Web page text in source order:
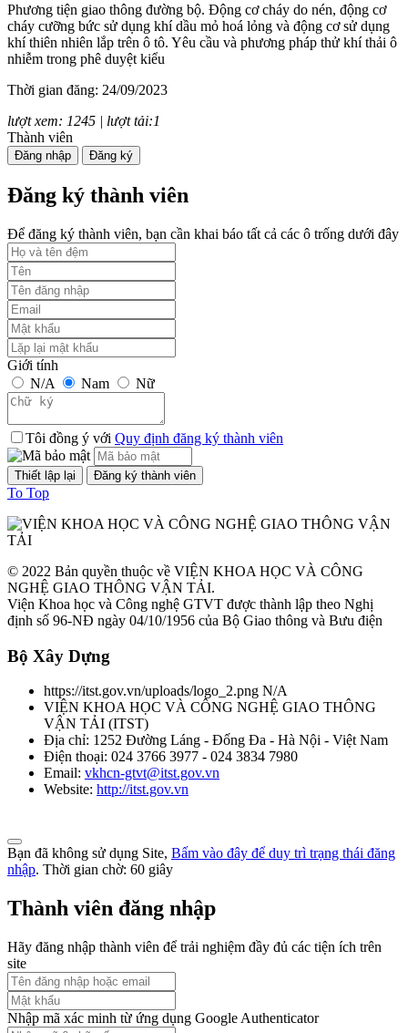
Phương tiện giao thông đường bộ. Động cơ cháy do nén, động cơ
cháy cưỡng bức sử dụng khí dầu mỏ hoá lỏng và động cơ sử dụng
khí thiên nhiên lắp trên ô tô. Yêu cầu và phương pháp thử khí thải ô
nhiễm trong phê duyệt kiểu
Thời gian đăng: 24/09/2023
lượt xem: 1245 | lượt tải:1
TCVN 7880:2008
Phương tiện giao thông đường bộ. Tiếng ồn phát ra từ ô tô. Yêu cầu
và phương pháp thử trong phê duyệt kiểu
Thời gian đăng: 24/09/2023
lượt xem: 1246 | lượt tải:1
TCVN 6723:2000
Phương tiện giao thông đường bộ. Ô tô khách cỡ nhỏ. Yêu cầu về
cấu tạo trong công nhận kiểu.
Thời gian đăng: 07/08/2026
TCVN 6724:20001
Phương tiện giao thông đường bộ. Ô tô khách cỡ lớn. Yêu cầu về
cấu tạo chung trong công nhận kiểu
Thời gian đăng: 07/08/2026
lượt xem: 1143 | lượt tải:0
TCVN 6565:2006
động cơ cháy do nén. Yêu cầu và phương pháp thử trong phê duyệt
kiểu
Thời gian đăng: 07/08/2026
lượt xem: 1043 | lượt tải:0
TCVN 5418-91
Thời gian đăng: 07/08/2026
lượt xem: 1059 | lượt tải:0
TCVN 6566:1999
Phương tiện giao thông đường bộ. ô tô lắp động cơ cháy do nén.
Phương pháp đo khí thải gây ô nhiễm trong thử công nhận kiểu
Thời gian đăng: 07/08/2026
Thành viên
Đăng nhập Đăng ký
Đăng ký thành viên
Để đăng ký thành viên, bạn cần khai báo tất cả các ô trống dưới đây
Giới tính
N/A
Nam Nữ
Tôi đồng ý với Quy định đăng ký thành viên
To Top
© 2022 Bản quyền thuộc về VIỆN KHOA HỌC VÀ CÔNG
NGHỆ GIAO THÔNG VẬN TẢI.
Viện Khoa học và Công nghệ GTVT được thành lập theo Nghị
định số 96-NĐ ngày 04/10/1956 của Bộ Giao thông và Bưu điện
Bộ Xây Dựng
https://itst.gov.vn/uploads/logo_2.png N/A
VIỆN KHOA HỌC VÀ CÔNG NGHỆ GIAO THÔNG
VẬN TẢI (ITST)
Địa chỉ: 1252 Đường Láng - Đống Đa - Hà Nội - Việt Nam
Điện thoại: 024 3766 3977 - 024 3834 7980
Email: vkhcn-gtvt@itst.gov.vn
Website: http://itst.gov.vn
Bạn đã không sử dụng Site, Bấm vào đây để duy trì trạng thái đăng
nhập. Thời gian chờ: 60 giây
Thành viên đăng nhập
Hãy đăng nhập thành viên để trải nghiệm đầy đủ các tiện ích trên
site
Nhập mã xác minh từ ứng dụng Google Authenticator